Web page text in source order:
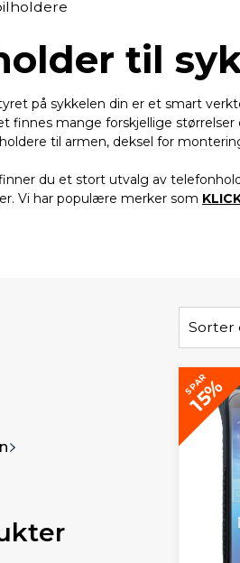
til
på sykkelen din er et smart
finnes mange forskjellige
til armen, deksel for
du et stort utvalg av
Vi har populære merker som
Sorter
SPAR
15%